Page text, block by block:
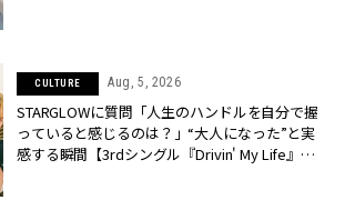
CULTURE Aug, 5, 2026
STARGLOWに質問「人生のハンドルを自分で握
っていると感じるのは？」“大️人になった”と実
感する瞬間【3rdシングル『Drivin' My Life』発